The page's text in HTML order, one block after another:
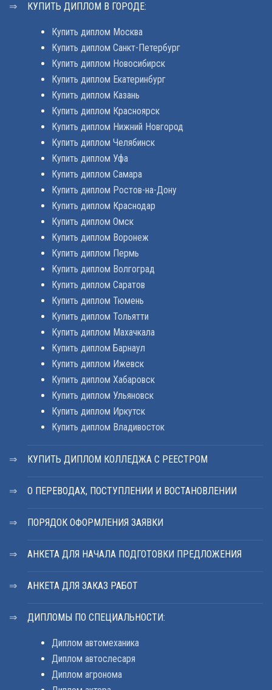
КУПИТЬ ДИПЛОМ В ГОРОДЕ:
Купить диплом Москва
Купить диплом Санкт-Петербург
Купить диплом Новосибирск
Купить диплом Екатеринбург
Купить диплом Казань
Купить диплом Красноярск
Купить диплом Нижний Новгород
Купить диплом Челябинск
Купить диплом Уфа
Купить диплом Самара
Купить диплом Ростов-на-Дону
Купить диплом Краснодар
Купить диплом Омск
Купить диплом Воронеж
Купить диплом Пермь
Купить диплом Волгоград
Купить диплом Саратов
Купить диплом Тюмень
Купить диплом Тольятти
Купить диплом Махачкала
Купить диплом Барнаул
Купить диплом Ижевск
Купить диплом Хабаровск
Купить диплом Ульяновск
Купить диплом Иркутск
Купить диплом Владивосток
КУПИТЬ ДИПЛОМ КОЛЛЕДЖА С РЕЕСТРОМ
О ПЕРЕВОДАХ, ПОСТУПЛЕНИИ И ВОСТАНОВЛЕНИИ
ПОРЯДОК ОФОРМЛЕНИЯ ЗАЯВКИ
АНКЕТА ДЛЯ НАЧАЛА ПОДГОТОВКИ ПРЕДЛОЖЕНИЯ
АНКЕТА ДЛЯ ЗАКАЗ РАБОТ
ДИПЛОМЫ ПО СПЕЦИАЛЬНОСТИ:
Диплом автомеханика
Диплом автослесаря
Диплом агронома